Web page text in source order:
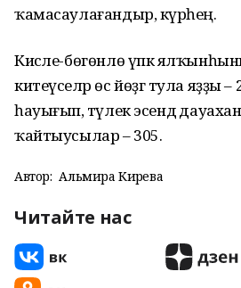
ҡамасаулағандыр, күрәһең.
Кисәле-бөгөнлө үпкә
китеүселәр өс йөҙгә тула яҙҙы
һауығып, тәүлек эсендә
ҡайтыусылар – 305.
Автор: Альмира Кирәева
Читайте нас